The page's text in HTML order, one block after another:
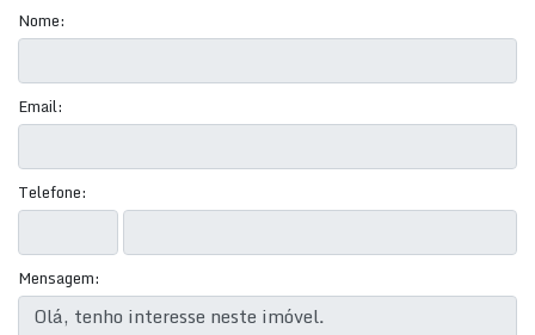
💰Imóvel para venda:deR$ 1.920.000,00atéR$
📍Endereço:
Meia Praia, Itapema/SC
📐Área total/privativa/útil:
Apartamento
🛏3 quartos, todos suítes
Nome:
Email:
Telefone:
Mensagem: